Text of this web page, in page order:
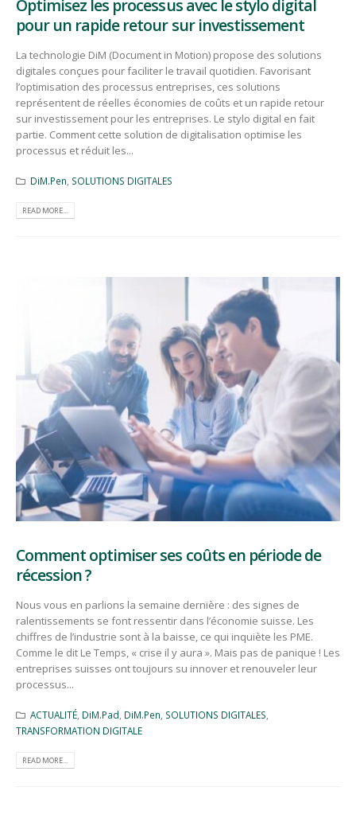
Optimisez les processus avec le stylo digital
pour un rapide retour sur investissement
La technologie DiM (Document in Motion) propose des solutions
digitales conçues pour faciliter le travail quotidien. Favorisant
l’optimisation des processus entreprises, ces solutions
représentent de réelles économies de coûts et un rapide retour
sur investissement pour les entreprises. Le stylo digital en fait
partie. Comment cette solution de digitalisation optimise les
processus et réduit les...
DiM.Pen, SOLUTIONS DIGITALES
READ MORE...
Comment optimiser ses coûts en période de
récession ?
Nous vous en parlions la semaine dernière : des signes de
ralentissements se font ressentir dans l’économie suisse. Les
chiffres de l’industrie sont à la baisse, ce qui inquiète les PME.
Comme le dit Le Temps, « crise il y aura ». Mais pas de panique ! Les
entreprises suisses ont toujours su innover et renouveler leur
processus...
ACTUALITÉ, DiM.Pad, DiM.Pen, SOLUTIONS DIGITALES,
TRANSFORMATION DIGITALE
READ MORE...